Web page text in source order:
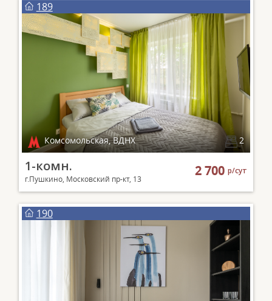
189
Комсомольская, ВДНХ 2
1-комн.
г.Пушкино, Московский пр-кт, 13
2 700р/сут
190